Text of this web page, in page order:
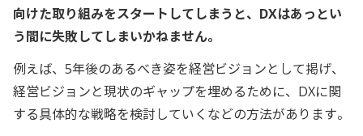
向けた取り組みをスタートしてしまうと、DXはあっとい
う間に失敗してしまいかねません。
例えば、5年後のあるべき姿を経営ビジョンとして掲げ、
経営ビジョンと現状のギャップを埋めるために、DXに関
する具体的な戦略を検討していくなどの方法があります。